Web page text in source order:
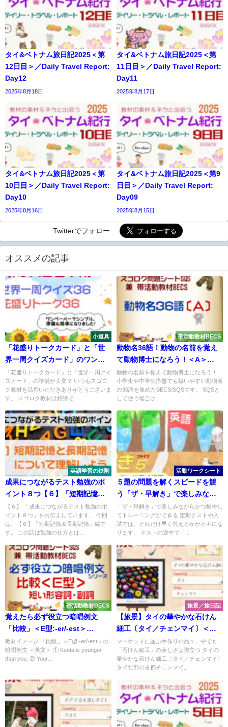
タイ&ベトナム旅日記2025＜第
12日目＞／Daily Travel Report:
Day12
2025年8月18日
タイ&ベトナム旅日記2025＜第
11日目＞／Daily Travel Report:
Day11
2025年8月17日
タイ&ベトナム旅日記2025＜第
10日目＞／Daily Travel Report:
Day10
2025年8月16日
タイ&ベトナム旅日記2025＜第9
日目＞／Daily Travel Report:
Day09
2025年8月15日
Twitterでフォロー
オススメの記事
小道具
「花盛りトークカード」と「世
界一周クイズカード」のワンペ
ーパー36問版
「花盛りトークカード」と「世界一周クイ
ズカード」の準備が大変？ いつもスゴロ
ク教材を活用いただきありがとうございま
す。 スゴロク教材は好評で...
帯活動教材BECS
動物名36語！動物の名前を覚え
て動物博士になろう！＜A＞
〔BECS/SQS〕
動物の名前を覚えて動物博士になろう！
小学生や中学生序盤でも扱いやすい動物名
の36語を集めたBECS/SQSです。 SQSと
して使う場合は、...
英語学習の鉄則
成果につながるテスト勉強のポ
イント８つ【６】「短期記憶＆
長期記憶」編
【６】 「成果につながるテスト勉強のポ
イント８つ」をお伝えしています。 今回
は、【６】「短期記憶＆長期記憶」編で
す。 この話は勉強の仕方とは...
活動ワークシート
５題の問題を解くスピードを競
う「ザ・早解き」で楽しみなが
ら集中力UP
「ザ・早解き」で楽しみながらかつ集中し
てトレーニングができる 定期テストや入
試では、どれだけ早く答えるかがカギにな
ります。 テストの途中で「...
帯活動教材BECS
覚えたら必ず役立つ暗唱例文
「比較」＜E型:-er/-est＞
〔BECS/SQS〕
教材イメージ 「比較」＜E型:-er/-est＞の
暗唱例文 ＜英文＞ ① Kenta is younger
than you. ② Your...
旅景／旅日記
【旅景】タイの華やかな石けん
細工〔タイ／チェンマイ〕＜
Kids＞
マーケットに並ぶ手作りの品々、中でも
「石けん細工」の美しさは際立つ タイの
華やかな石けん細工〔タイ／チェンマイ〕
タイ北部の古都チェンマイ。...